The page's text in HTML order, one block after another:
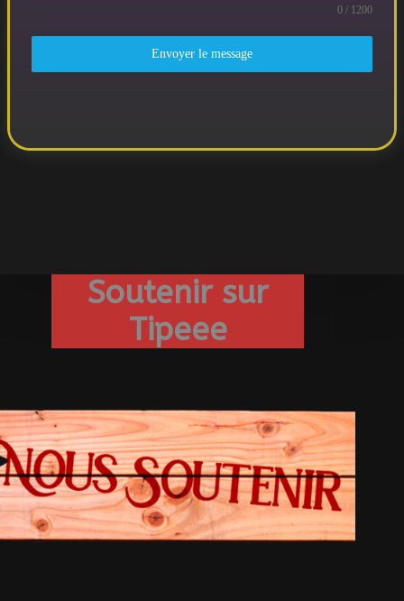
0 / 1200
Envoyer le message
Soutenir sur
Tipeee